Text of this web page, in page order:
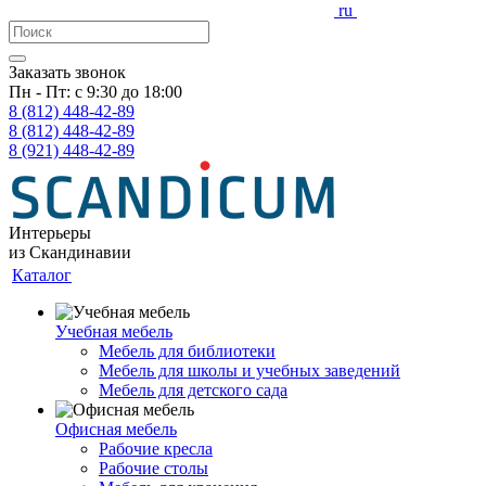
ru
Заказать звонок
Пн - Пт: с 9:30 до 18:00
8 (812) 448-42-89
8 (812) 448-42-89
8 (921) 448-42-89
Интерьеры
из Скандинавии
Каталог
Учебная мебель
Мебель для библиотеки
Мебель для школы и учебных заведений
Мебель для детского сада
Офисная мебель
Рабочие кресла
Рабочие столы